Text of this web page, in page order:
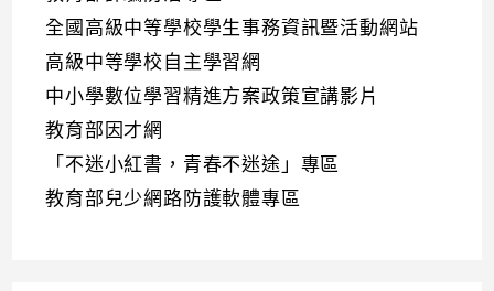
全國高級中等學校學生事務資訊暨活動網站
高級中等學校自主學習網
中小學數位學習精進方案政策宣講影片
教育部因才網
「不迷小紅書，青春不迷途」專區
教育部兒少網路防護軟體專區